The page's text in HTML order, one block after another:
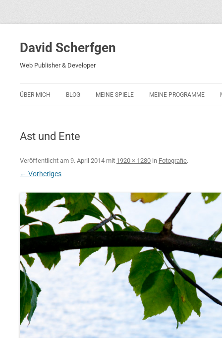
David Scherfgen
Web Publisher & Developer
ÜBER MICH BLOG MEINE SPIELE
ROCKET RAGE
ROLLMORAD — GUHASE 2010
MEINE PROGRAMME
Ast und Ente
Veröffentlicht am 9. April 2014 mit 1920 × 1280 in Fotografie.
← Vorheriges